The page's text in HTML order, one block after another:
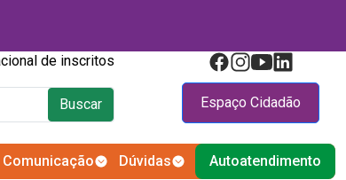
Consulta nacional de inscritos
Buscar Espaço Cidadão
Comunicação Dúvidas Autoatendimento